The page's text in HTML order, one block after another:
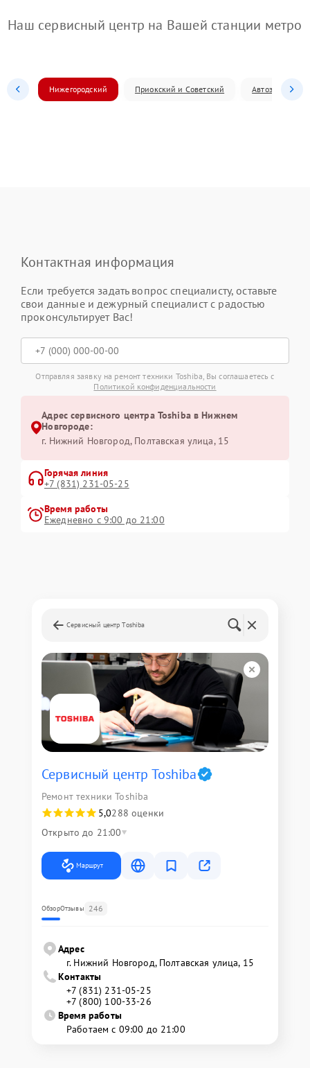
Наш сервисный центр на Вашей станции метро
Нижегородский Приокский и Советский Автозаводский
Контактная информация
Если требуется задать вопрос специалисту, оставьте
свои данные и дежурный специалист с радостью
проконсультирует Вас!
Отправляя заявку на ремонт техники Toshiba, Вы соглашаетесь с
Политикой конфиденциальности
Адрес сервисного центра Toshiba в Нижнем
Новгороде:
г. Нижний Новгород, Полтавская улица, 15
Горячая линия
+7 (831) 231-05-25
Время работы
Ежедневно с 9:00 до 21:00
Сервисный центр Toshiba
Сервисный центр Toshiba
Ремонт техники Toshiba
5,0288 оценки
Открыто до 21:00
Маршрут
ОбзорОтзывы 246
Адрес
г. Нижний Новгород, Полтавская улица, 15
Контакты
+7 (831) 231-05-25
+7 (800) 100-33-26
Время работы
Работаем с 09:00 до 21:00